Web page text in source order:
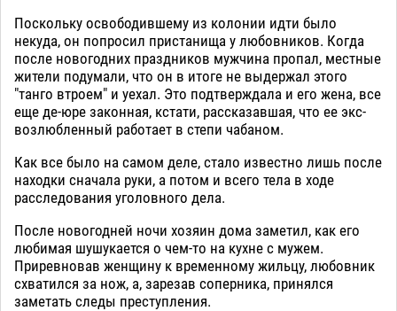
Поскольку освободившему из колонии идти было
некуда, он попросил пристанища у любовников. Когда
после новогодних праздников мужчина пропал, местные
жители подумали, что он в итоге не выдержал этого
"танго втроем" и уехал. Это подтверждала и его жена, все
еще де-юре законная, кстати, рассказавшая, что ее экс-
возлюбленный работает в степи чабаном.
Как все было на самом деле, стало известно лишь после
находки сначала руки, а потом и всего тела в ходе
расследования уголовного дела.
После новогодней ночи хозяин дома заметил, как его
любимая шушукается о чем-то на кухне с мужем.
Приревновав женщину к временному жильцу, любовник
схватился за нож, а, зарезав соперника, принялся
заметать следы преступления.